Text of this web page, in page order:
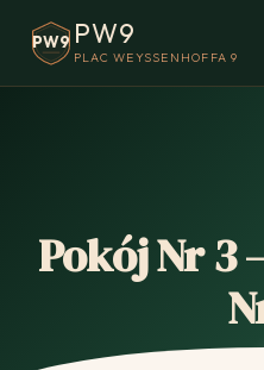
PW9 PW9
PLAC WEYSSENHOFFA 9
Pokój Nr 3